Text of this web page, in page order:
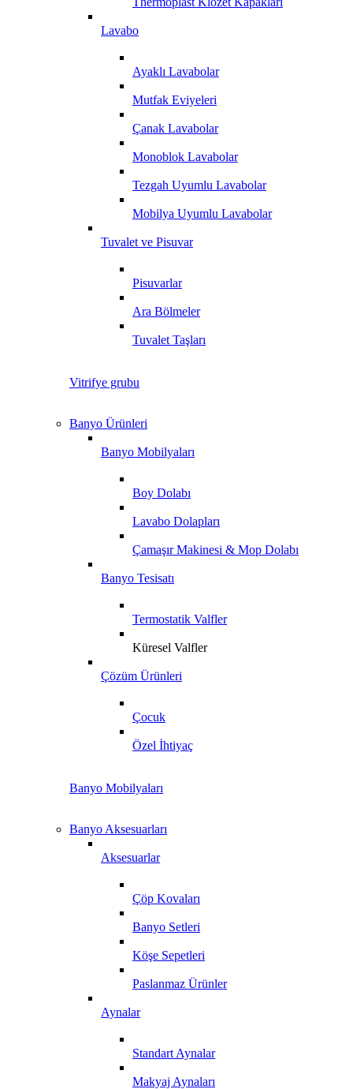
Lavabo
Ayaklı Lavabolar
Mutfak Eviyeleri
Çanak Lavabolar
Monoblok Lavabolar
Tezgah Uyumlu Lavabolar
Mobilya Uyumlu Lavabolar
Tuvalet ve Pisuvar
Pisuvarlar
Ara Bölmeler
Tuvalet Taşları
Vitrifye grubu
Banyo Ürünleri
Banyo Mobilyaları
Boy Dolabı
Lavabo Dolapları
Çamaşır Makinesi & Mop Dolabı
Banyo Tesisatı
Termostatik Valfler
Küresel Valfler
Çözüm Ürünleri
Çocuk
Özel İhtiyaç
Banyo Mobilyaları
Banyo Aksesuarları
Aksesuarlar
Çöp Kovaları
Banyo Setleri
Köşe Sepetleri
Paslanmaz Ürünler
Aynalar
Standart Aynalar
Makyaj Aynaları